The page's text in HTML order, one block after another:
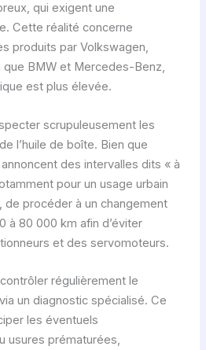
qui exigent une
Cette réalité concerne
produits par Volkswagen,
que BMW et Mercedes-Benz,
est plus élevée.
scrupuleusement les
l’huile de boîte. Bien que
des intervalles dits « à
pour un usage urbain
de procéder à un changement
à 80 000 km afin d’éviter
et des servomoteurs.
régulièrement le
un diagnostic spécialisé. Ce
les éventuels
usures prématurées,